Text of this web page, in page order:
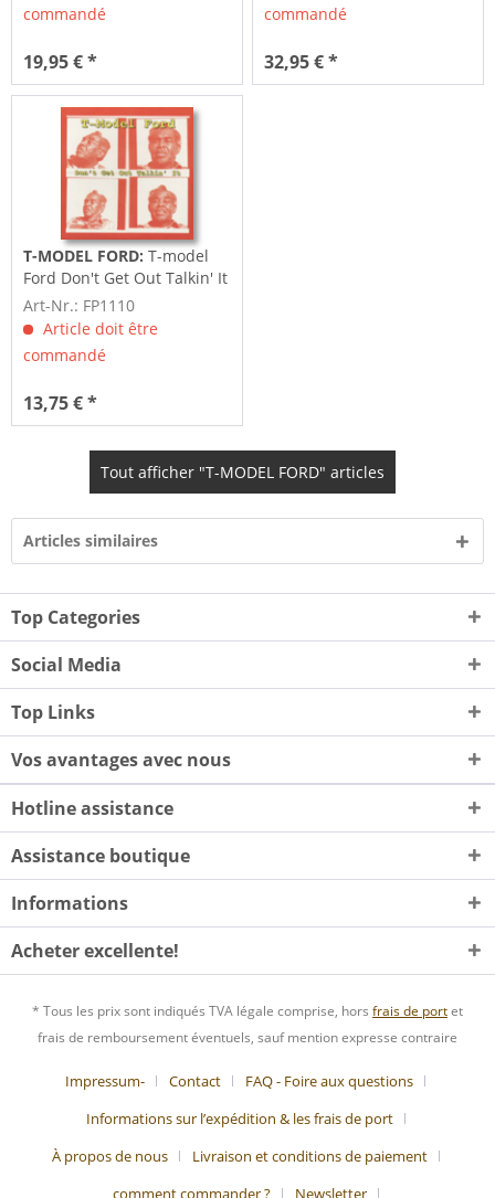
commandé
19,95 € *
commandé
32,95 € *
T-MODEL FORD:T-model
Ford Don't Get Out Talkin' It
Art-Nr.: FP1110
Article doit être
commandé
13,75 € *
Tout afficher "T-MODEL FORD" articles
Articles similaires
Top Categories
Social Media
Top Links
Vos avantages avec nous
Hotline assistance
Assistance boutique
Informations
Acheter excellente!
* Tous les prix sont indiqués TVA légale comprise, hors frais de portet
frais de remboursement éventuels, sauf mention expresse contraire
Impressum- Contact
FAQ - Foire aux questions
Informations sur l’expédition & les frais de port
À propos de nous
Livraison et conditions de paiement
comment commander ?
Newsletter